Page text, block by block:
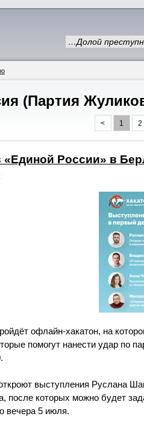
…Долой
(Партия
< 1 2
«Единой России» в
офлайн-хакатон, на
помогут нанести удар по
выступления Руслана
после которых можно будет
вечера 5 июля.